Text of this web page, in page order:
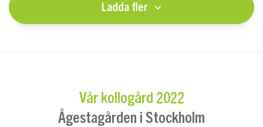
Ladda fler
Vår kollogård 2022
Ågestagården i Stockholm